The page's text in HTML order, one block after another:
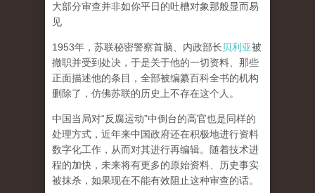
大部分审查并非如你平日的吐槽对象那般显而易
见
1953年，苏联秘密警察首脑、内政部长贝利亚被
撤职并受到处决，于是关于他的一切资料、那些
正面描述他的条目，全部被编纂百科全书的机构
删除了，仿佛苏联的历史上不存在这个人。
中国当局对“反腐运动”中倒台的高官也是同样的
处理方式，近年来中国政府还在积极地进行资料
数字化工作，从而对其进行再编辑。随着技术进
程的加快，未来将有更多的原始资料、历史事实
被抹杀，如果现在不能有效阻止这种审查的话。